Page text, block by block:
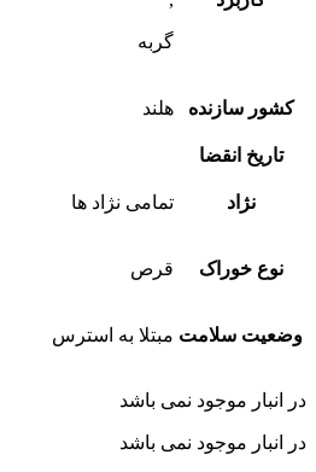
گربه
کشور سازنده هلند
تاریخ انقضا
نژاد تمامی نژاد ها
نوع خوراک قرص
وضعیت سلامت مبتلا به استرس
در انبار موجود نمی باشد
در انبار موجود نمی باشد